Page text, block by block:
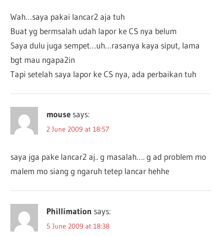
Wah…saya pakai lancar2 aja tuh
Buat yg bermsalah udah lapor ke CS nya belum
Saya dulu juga sempet…uh…rasanya kaya siput, lama
bgt mau ngapa2in
Tapi setelah saya lapor ke CS nya, ada perbaikan tuh
mouse says:
2 June 2009 at 18:57
saya jga pake lancar2 aj.. g masalah…. g ad problem mo
malem mo siang g ngaruh tetep lancar hehhe
Phillimation says:
5 June 2009 at 18:38